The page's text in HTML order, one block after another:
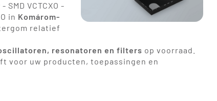
- SMD VCTCXO -
in Komárom-
relatief
resonatoren en filters op voorraad.
voor uw producten, toepassingen en